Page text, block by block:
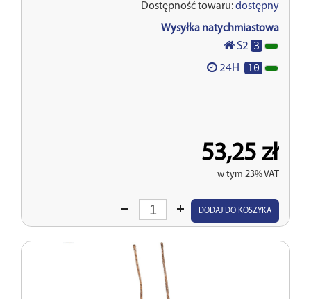
Dostępność towaru:dostępny
Wysyłka natychmiastowa
S2 3
24H 10
53,25 zł
w tym 23% VAT
Wprowadź
DODAJ DO KOSZYKA